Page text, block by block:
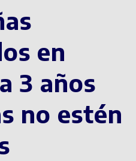
en
3 años
no estén